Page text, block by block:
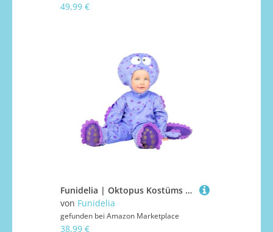
49,99 €
Funidelia | Oktopus Kostüms für Baby Tiere - Kostüme für Kinder & Verkleidung für Partys, Karneval & Halloween - Größe 6-12 Monate - Lila
von Funidelia
gefunden bei Amazon Marketplace
38,99 €